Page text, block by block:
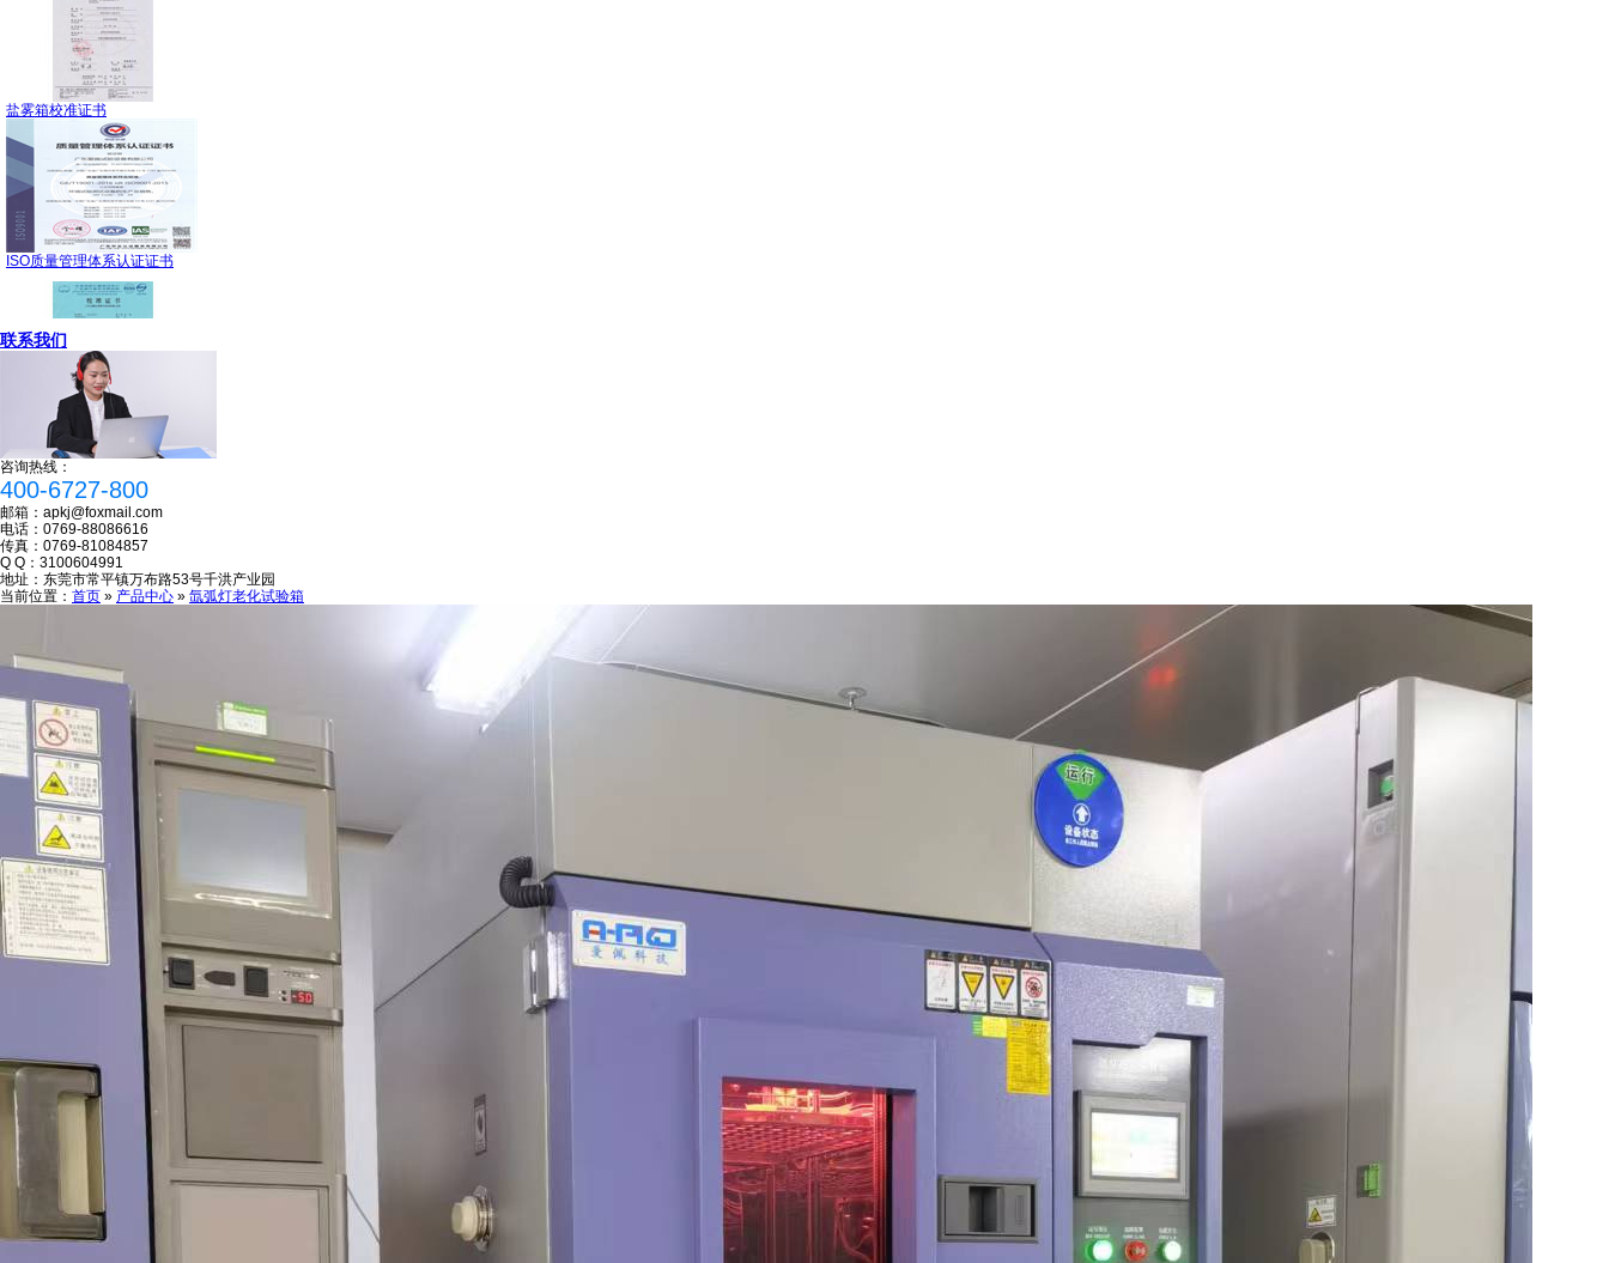
盐雾箱校准证书
ISO质量管理体系认证证书
恒温防结霜校准证书
高低温交变校准证书
检测仪表校准证书
盐雾箱校准证书
ISO质量管理体系认证证书
联系我们
咨询热线：
400-6727-800
邮箱： apkj@foxmail.com
电话： 0769-88086616
传真： 0769-81084857
Q Q： 3100604991
地址： 东莞市常平镇万布路53号千洪产业园
当前位置： 首页 » 产品中心 » 氙弧灯老化试验箱